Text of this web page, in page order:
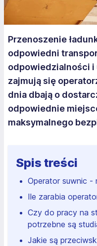
Przenoszenie
odpowiedni
odpowiedzialności i
zajmują się
dnia dbają o
odpowiednie
maksymalnego
Spis treści
Operator suwnic -
Ile zarabia
Czy do pracy na
potrzebne są
Jakie są